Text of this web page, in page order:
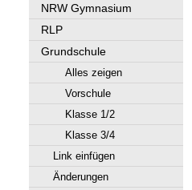
NRW Gymnasium
RLP
Grundschule
Alles zeigen
Vorschule
Klasse 1/2
Klasse 3/4
Link einfügen
Änderungen